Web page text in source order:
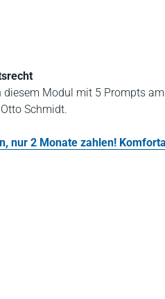
Modul mit 5 Prompts
Schmidt.
nur 2 Monate zahlen!